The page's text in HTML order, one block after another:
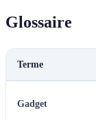
Glossaire
Terme
Gadget